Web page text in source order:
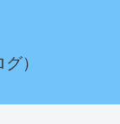
）